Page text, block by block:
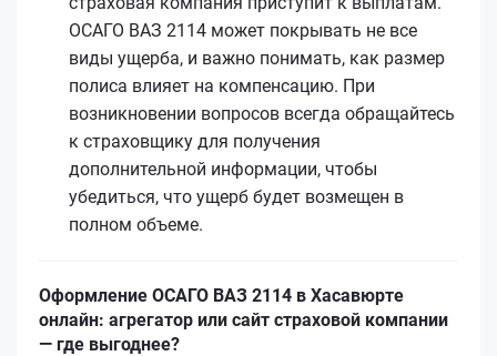
ОСАГО ВАЗ 2114 может покрывать не все
виды ущерба, и важно понимать, как размер
полиса влияет на компенсацию. При
возникновении вопросов всегда обращайтесь
к страховщику для получения
дополнительной информации, чтобы
убедиться, что ущерб будет возмещен в
полном объеме.
Оформление ОСАГО ВАЗ 2114 в Хасавюрте
онлайн: агрегатор или сайт страховой компании
— где выгоднее?